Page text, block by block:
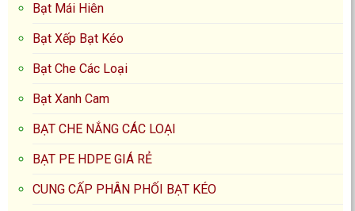
Bạt Mái Hiên
Bạt Xếp Bạt Kéo
Bạt Che Các Loại
Bạt Xanh Cam
BẠT CHE NẮNG CÁC LOẠI
BẠT PE HDPE GIÁ RẺ
CUNG CẤP PHÂN PHỐI BẠT KÉO